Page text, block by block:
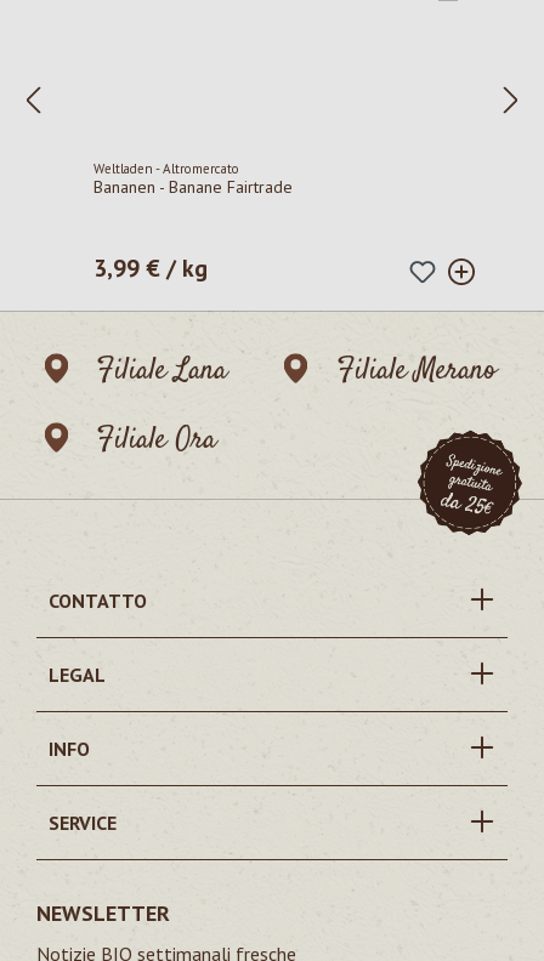
Weltladen - Altromercato
Bananen - Banane Fairtrade
Prezzo normale:
3,99 € / kg
Filiale Lana
Filiale Merano
Filiale Ora
CONTATTO
LEGAL
INFO
SERVICE
NEWSLETTER
Notizie BIO settimanali fresche